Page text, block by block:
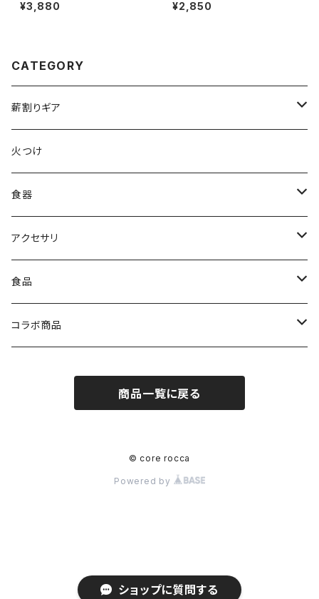
ショップに質問する
¥3,880 ¥2,850
CATEGORY
薪割りギア
薪割りクサビ
火つけ
食器
コップ
アクセサリ
ステッカー
食品
たこ焼き粉
コラボ商品
商品一覧に戻る
© core rocca
Powered by